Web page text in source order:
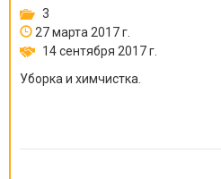
3
27 марта 2017 г.
14 сентября 2017 г.
Уборка и химчистка.